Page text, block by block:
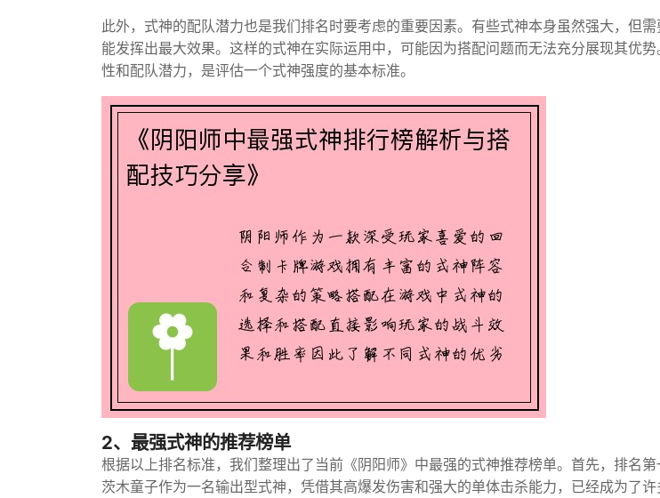
此外，式神的配队潜力也是我们排名时要考虑的重要因素。有些式神本身虽然强大，但
能发挥出最大效果。这样的式神在实际运用中，可能因为搭配问题而无法充分展现其优
性和配队潜力，是评估一个式神强度的基本标准。
2、最强式神的推荐榜单
根据以上排名标准，我们整理出了当前《阴阳师》中最强的式神推荐榜单。首先，排名第
茨木童子作为一名输出型式神，凭借其高爆发伤害和强大的单体击杀能力，已经成为了